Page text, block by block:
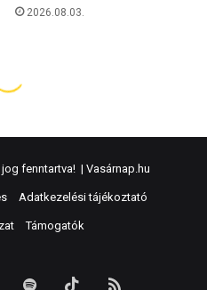
fenntartva! | Vasárnap.hu
Adatkezelési tájékoztató
Támogatók
Spotify TikTok